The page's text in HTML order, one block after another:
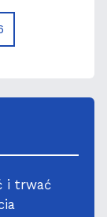
i trwać